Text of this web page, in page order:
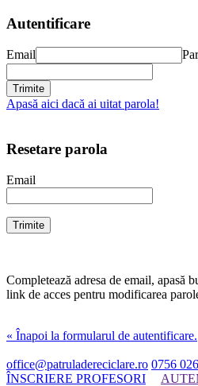
Autentificare
Email
Apasă aici dacă ai uitat parola!
Resetare parola
Email
Completează adresa de email, apasă
link de acces pentru modificarea
« Înapoi la formularul de autentificare.
office@patruladereciclare.ro 0756
ÎNSCRIERE PROFESORI